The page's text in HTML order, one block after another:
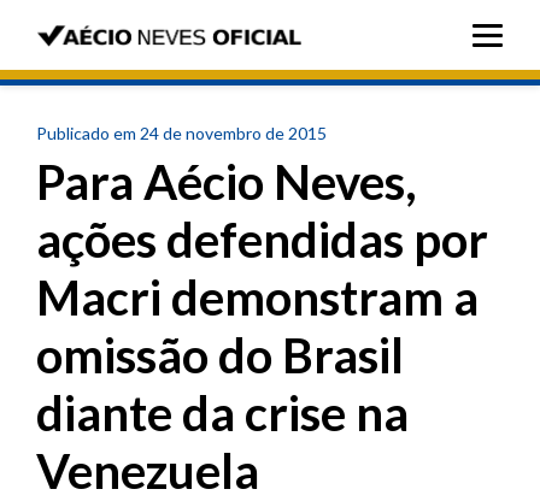
Publicado em 24 de novembro de 2015
Para Aécio Neves,
ações defendidas por
Macri demonstram a
omissão do Brasil
diante da crise na
Venezuela